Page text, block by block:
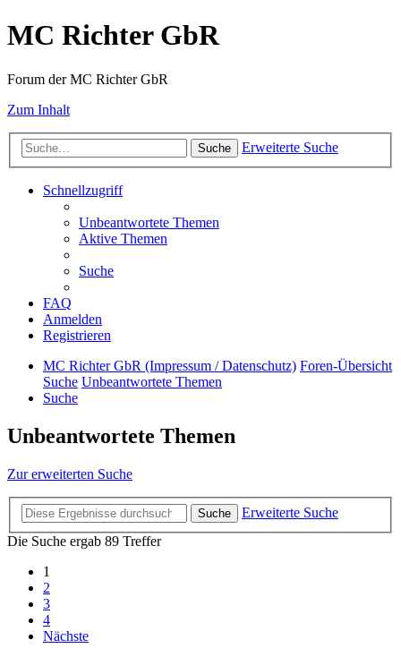
MC Richter GbR
Forum der MC Richter GbR
Zum Inhalt
Suche Erweiterte Suche
Schnellzugriff
Unbeantwortete Themen
Aktive Themen
Suche
FAQ
Anmelden
Registrieren
MC Richter GbR (Impressum / Datenschutz) Foren-Übersicht
Suche Unbeantwortete Themen
Suche
Unbeantwortete Themen
Zur erweiterten Suche
Suche
Erweiterte Suche
Die Suche ergab 89 Treffer
1
2
3
4
Nächste